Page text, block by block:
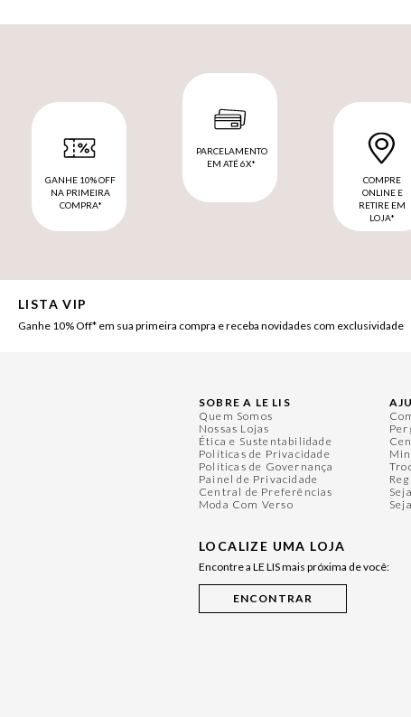
GANHE 10% OFF
NA PRIMEIRA
COMPRA*
PARCELAMENTO
EM ATÉ 6X*
COMPRE
ONLINE E
RETIRE EM
LOJA*
LISTA VIP
Ganhe 10% Off* em sua primeira compra e receba novidades com exclusividade
SOBRE A LE LIS
Quem Somos
Nossas Lojas
Ética e Sustentabilidade
Políticas de Privacidade
Políticas de Governança
Painel de Privacidade
Central de Preferências
Moda Com Verso
LOCALIZE UMA LOJA
Encontre a LE LIS mais próxima de você: